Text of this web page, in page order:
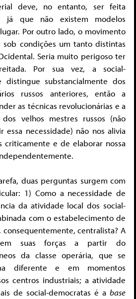
deve, no entanto, ser feita
já que não existem modelos
Por outro lado, o movimento
sob condições um tanto distintas
Seria muito perigoso ter
Por sua vez, a social-
distingue substancialmente dos
russos anteriores, então a
as técnicas revolucionárias e a
dos velhos mestres russos (não
essa necessidade) não nos alivia
criticamente e de elaborar nossa
duas perguntas surgem com
1) Como a necessidade de
da atividade local dos social-
com o estabelecimento de
centralista? A
tem suas forças a partir do
da classe operária, que se
diferente e em momentos
centros industriais; a atividade
de social-democratas é a base